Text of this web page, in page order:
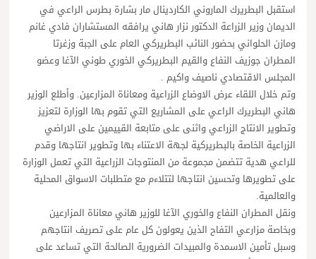
استقبل البطريرك الماروني الكاردينال مار بشارة بطرس الراعي في
الديمان وزير الزراعة الدكتور نزار هاني يرافقه المستشاران فادي غانم
ومازن الحلواني بحضور النائب البطريركي العام على الجبة وزغرتا
المطران جوزيف النفاع والقيم البطريركي الخوري طوني الآغا وعضو
المجلس الاقتصادي ناصيف واكيم .
وتم خلال اللقاء عرض الاوضاع الزراعية ومعاناة المزارعين. وأطلع الوزير
هاني البطريرك الراعي على المشاريع التي تقوم بها الوزارة لتعزيز
وتطوير الانتاج الزراعي واثنى على متابعة القييمين على الاراضي
الزراعية الخاصة بالبطريركية لجهة الاعتناء بها وتطوير انتاجها وقدم
للراعي هدية تتضمن مجموعة من المنتوجات الزراعية التي تعمل الوزارة
على تطويرها وتحسين انتاجها لتتلاءم مع متطلبات الاسواق المحلية
والعالمية.
ونقل المطران النفاع والخوري الآغا للوزير هاني معاناة المزارعين
وبخاصة مزارعي التفاح الذين يعولون كل عام على تصريف انتاجهم
وسبل تأمين الاسمدة والمبيدات الضرورية الصالحة التي تساعد على